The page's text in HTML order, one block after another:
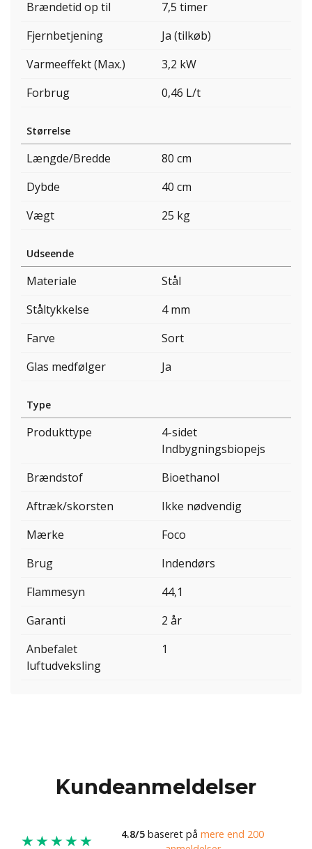
Brændetid op til
7,5 timer
Fjernbetjening
Ja (tilkøb)
Varmeeffekt (Max.)
3,2 kW
Forbrug
0,46 L/t
Størrelse
Længde/Bredde
80 cm
Dybde
40 cm
Vægt
25 kg
Udseende
Materiale
Stål
Ståltykkelse
4 mm
Farve
Sort
Glas medfølger
Ja
Type
Produkttype
4-sidet
Indbygningsbiopejs
Brændstof
Bioethanol
Aftræk/skorsten
Ikke nødvendig
Mærke
Foco
Brug
Indendørs
Flammesyn
44,1
Garanti
2 år
Anbefalet
luftudveksling
1
Kundeanmeldelser
★★★★★ 4.8/5 baseret på mere end 200